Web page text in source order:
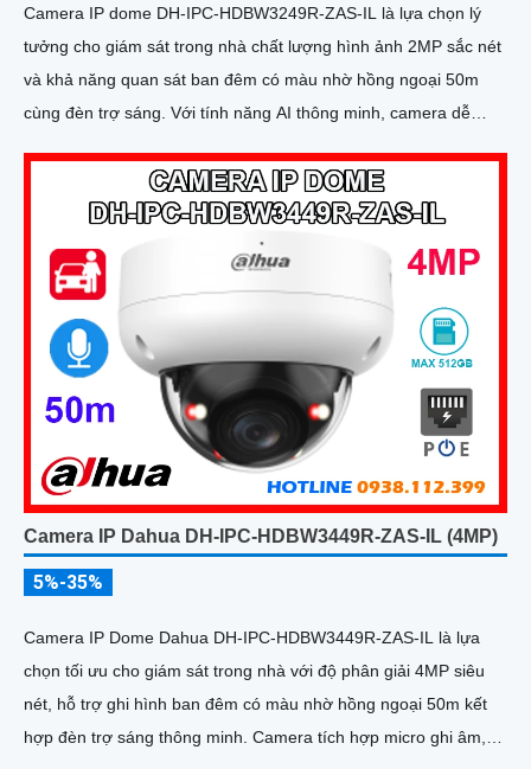
Camera IP dome DH-IPC-HDBW3249R-ZAS-IL là lựa chọn lý
tưởng cho giám sát trong nhà chất lượng hình ảnh 2MP sắc nét
và khả năng quan sát ban đêm có màu nhờ hồng ngoại 50m
cùng đèn trợ sáng. Với tính năng AI thông minh, camera dễ
qua micro tích hợp và lưu trữ tối đa 512GB qua khe thẻ nhớ,
camera hỗ trợ PoE lắp đặt dễ dàng
Camera IP Dahua DH-IPC-HDBW3449R-ZAS-IL (4MP)
5%-35%
Camera IP Dome Dahua DH-IPC-HDBW3449R-ZAS-IL là lựa
chọn tối ưu cho giám sát trong nhà với độ phân giải 4MP siêu
nét, hỗ trợ ghi hình ban đêm có màu nhờ hồng ngoại 50m kết
hợp đèn trợ sáng thông minh. Camera tích hợp micro ghi âm,